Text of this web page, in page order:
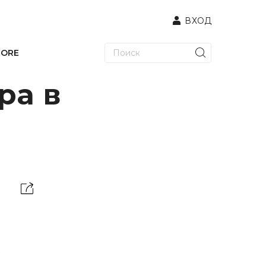
ВХОД
в